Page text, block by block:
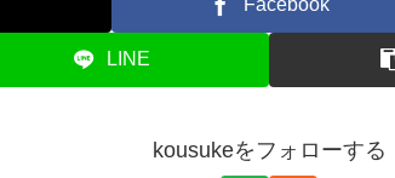
Facebook
LINE
kousukeをフォローする